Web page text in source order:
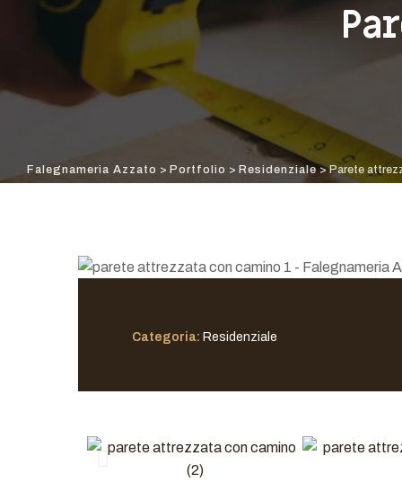
Falegnameria Azzato > Portfolio > Residenziale>Parete
Categoria: Residenziale